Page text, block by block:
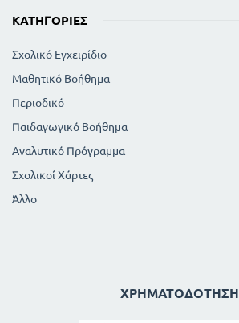
ΚΑΤΗΓΟΡΊΕΣ
Σχολικό Εγχειρίδιο
Μαθητικό Βοήθημα
Περιοδικό
Παιδαγωγικό Βοήθημα
Αναλυτικό Πρόγραμμα
Σχολικοί Χάρτες
Άλλο
ΧΡΗΜΑΤΟΔΌΤΗΣΗ